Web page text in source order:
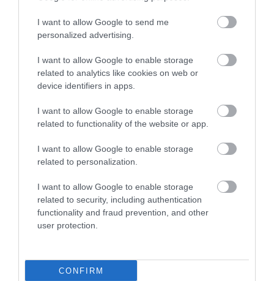
I want to allow Google to send me
personalized advertising.
I want to allow Google to enable storage
related to analytics like cookies on web or
device identifiers in apps.
I want to allow Google to enable storage
related to functionality of the website or app.
I want to allow Google to enable storage
related to personalization.
I want to allow Google to enable storage
related to security, including authentication
functionality and fraud prevention, and other
user protection.
CONFIRM
SIOR: RAJZOK HAZA 98.
2026. augusztus 05
ÉJSZAKAI PERMETEZÉS KEZDŐDIK
EGERBEN A VADGESZTENYE- ÉS P...
2026. augusztus 05
KAPITÁNY: STABIL MARADT AZ ORSZÁG
ELLÁTÁSA, A TAKARÉKOSSÁ...
Mindenki ügye
BIZONYÍTÉKOKAT, BELSŐ DOK...
2026. augusztus 05|Mindenki ügye
DR. BÓDIS PÉTER EGYEZTETETT A
HATÓSÁGOKKAL ÉS A VÍZMŰVEL,...